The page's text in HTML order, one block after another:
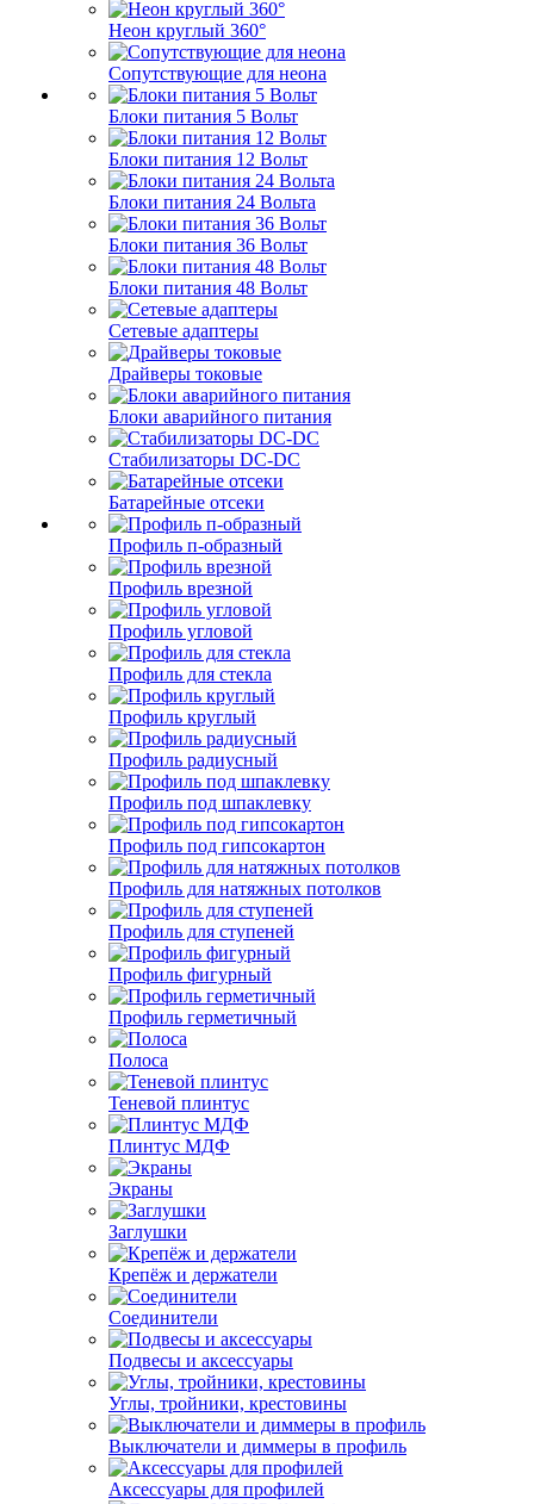
Неон круглый 360°
Сопутствующие для неона
Блоки питания 5 Вольт
Блоки питания 12 Вольт
Блоки питания 24 Вольта
Блоки питания 36 Вольт
Блоки питания 48 Вольт
Сетевые адаптеры
Драйверы токовые
Блоки аварийного питания
Стабилизаторы DC-DC
Батарейные отсеки
Профиль п-образный
Профиль врезной
Профиль угловой
Профиль для стекла
Профиль круглый
Профиль радиусный
Профиль под шпаклевку
Профиль под гипсокартон
Профиль для натяжных потолков
Профиль для ступеней
Профиль фигурный
Профиль герметичный
Полоса
Теневой плинтус
Плинтус МДФ
Экраны
Заглушки
Крепёж и держатели
Соединители
Подвесы и аксессуары
Углы, тройники, крестовины
Выключатели и диммеры в профиль
Аксессуары для профилей